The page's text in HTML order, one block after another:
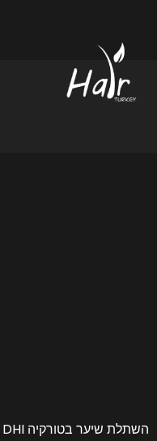
השתלת שיער בטורקיה DHI